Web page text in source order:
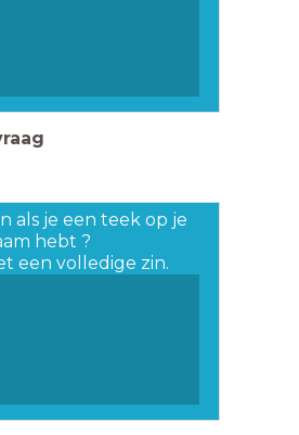
als je een teek op je
hebt ?
een volledige zin.